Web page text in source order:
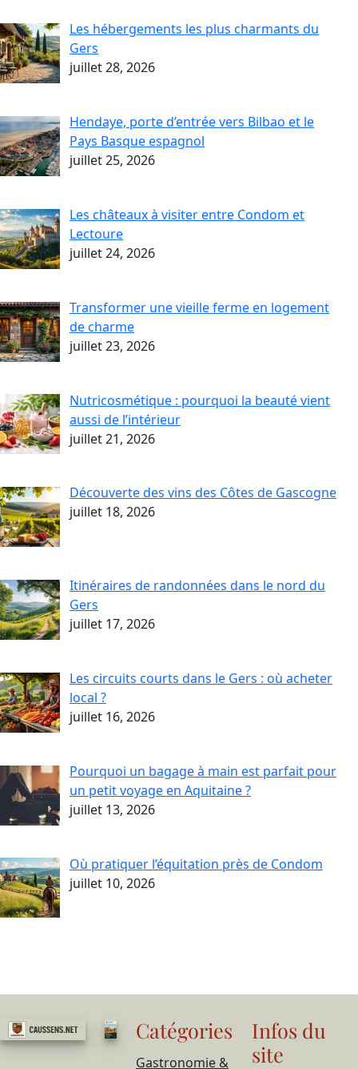
Les hébergements les plus charmants du
Gers
juillet 28, 2026
Hendaye, porte d’entrée vers Bilbao et le
Pays Basque espagnol
juillet 25, 2026
Les châteaux à visiter entre Condom et
Lectoure
juillet 24, 2026
Transformer une vieille ferme en logement
de charme
juillet 23, 2026
Nutricosmétique : pourquoi la beauté vient
aussi de l’intérieur
juillet 21, 2026
Découverte des vins des Côtes de Gascogne
juillet 18, 2026
Itinéraires de randonnées dans le nord du
Gers
juillet 17, 2026
Les circuits courts dans le Gers : où acheter
local ?
juillet 16, 2026
Pourquoi un bagage à main est parfait pour
un petit voyage en Aquitaine ?
juillet 13, 2026
Où pratiquer l’équitation près de Condom
juillet 10, 2026
Catégories
Gastronomie &
Infos du
site